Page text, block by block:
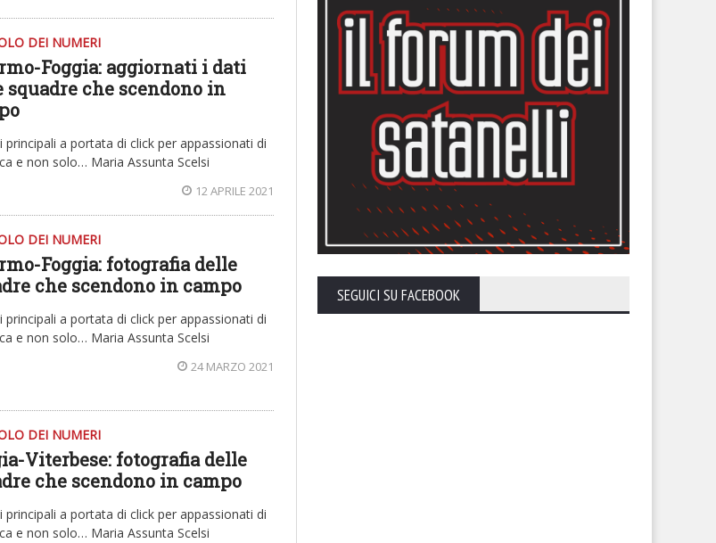
DEI NUMERI
Foggia: aggiornati i dati
squadre che scendono in
principali a portata di click per appassionati di
e non solo… Maria Assunta Scelsi
12 APRILE 2021
DEI NUMERI
Foggia: fotografia delle
che scendono in campo
principali a portata di click per appassionati di
e non solo… Maria Assunta Scelsi
24 MARZO 2021
DEI NUMERI
Viterbese: fotografia delle
che scendono in campo
principali a portata di click per appassionati di
e non solo… Maria Assunta Scelsi
SEGUICI SU FACEBOOK